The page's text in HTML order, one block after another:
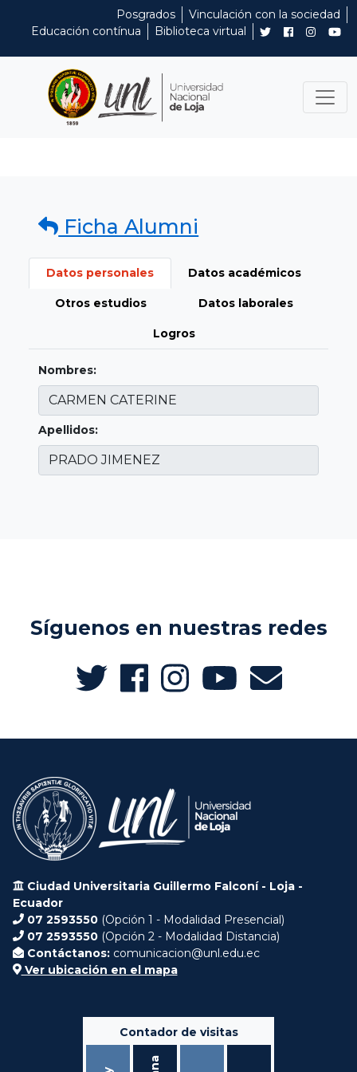
Posgrados
Vinculación con la sociedad
Educación contínua
Biblioteca virtual
Ficha Alumni
Datos personales Datos académicos
Otros estudios Datos laborales
Logros
Nombres:
Apellidos:
Síguenos en nuestras redes
Ciudad Universitaria Guillermo Falconí - Loja -
Ecuador
07 2593550 (Opción 1 - Modalidad Presencial)
07 2593550 (Opción 2 - Modalidad Distancia)
Contáctanos: comunicacion@unl.edu.ec
Ver ubicación en el mapa
Contador de visitas